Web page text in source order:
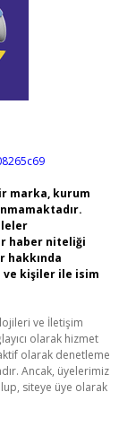
marka, kurum
haber niteliği
hakkında
ve kişiler ile isim
ve İletişim
olarak hizmet
olarak denetleme
Ancak, üyelerimiz
siteye üye olarak